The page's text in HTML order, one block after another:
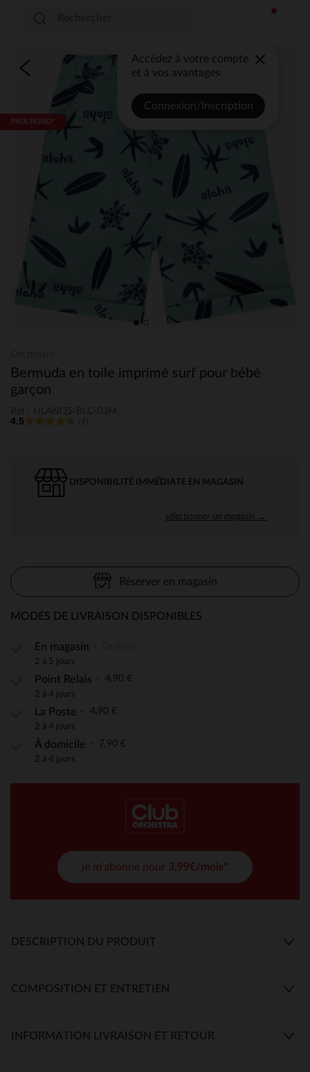
Accédez à votre compte
et à vos avantages
Connexion/Inscription
PRIX ROND*
Bermuda en toile imprimé surf pour bébé
garçon
4.5
DISPONIBILITÉ IMMÉDIATE EN MAGASIN
sélectionner un magasin →
Réserver en magasin
MODES DE LIVRAISON DISPONIBLES
En magasin
2 à 5 jours
Point Relais 4,90 €
2 à 4 jours
La Poste 4,90 €
2 à 4 jours
À domicile 7,90 €
2 à 4 jours
je m'abonne pour 3,99€/mois*
DESCRIPTION DU PRODUIT
COMPOSITION ET ENTRETIEN
INFORMATION LIVRAISON ET RETOUR